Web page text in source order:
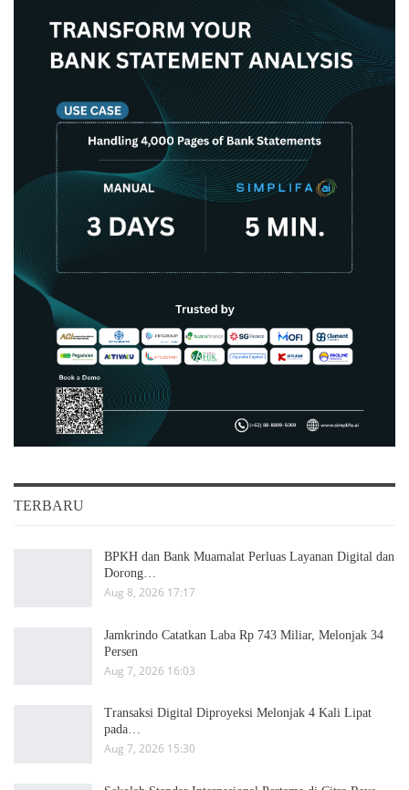
TERBARU
BPKH dan Bank Muamalat Perluas Layanan Digital dan
Dorong…
Aug 8, 2026 17:17
Jamkrindo Catatkan Laba Rp 743 Miliar, Melonjak 34
Persen
Aug 7, 2026 16:03
Transaksi Digital Diproyeksi Melonjak 4 Kali Lipat
pada…
Aug 7, 2026 15:30